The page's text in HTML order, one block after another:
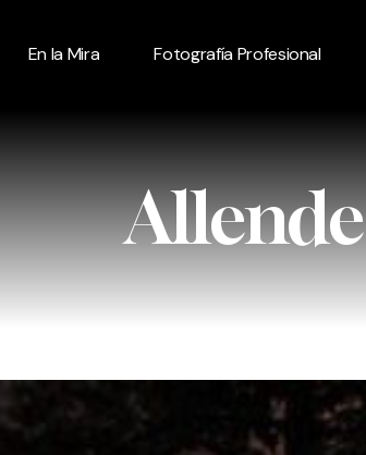
En la Mira Fotografía Profesional
Allende